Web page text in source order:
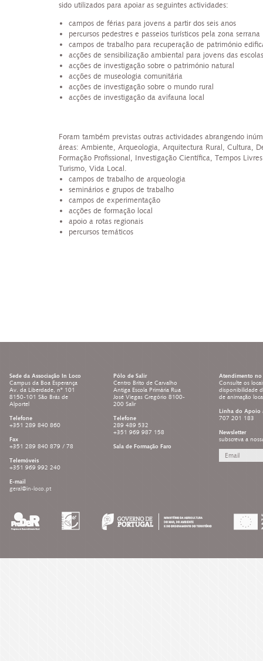
sido utilizados para apoiar as seguintes actividades:
campos de férias para jovens a partir dos seis anos
percursos pedestres e passeios turísticos pela zona serrana
campos de trabalho para recuperação de património
acções de sensibilização ambiental para jovens das escolas
acções de investigação sobre o património natural
acções de museologia comunitária
acções de investigação sobre o mundo rural
acções de investigação da avifauna local
Foram também previstas outras actividades abrangendo
áreas: Ambiente, Arqueologia, Arquitectura Rural, Cultura,
Formação Profissional, Investigação Científica, Tempos
Turismo, Vida Local.
campos de trabalho de arqueologia
seminários e grupos de trabalho
campos de experimentação
acções de formação local
apoio a rotas regionais
percursos temáticos
Sede da Associação In Loco
Campus da Boa Esperança
Av. da Liberdade, nº 101
8150-101 São Brás de
Alportel
Telefone
+351 289 840 860
Fax
+351 289 840 879 / 78
Telemóveis
+351 969 992 240
E-mail
geral@in-loco.pt
Pólo de Salir
Centro Brito de Carvalho
Antiga Escola Primária Rua
José Viegas Gregório 8100-
200 Salir
Telefone
289 489 532
+351 969 987 158
Sala de Formação Faro
Atendimento no
Consulte os
disponibilidade
de animação
Linha do Apoio
707 201 183
Newsletter
subscreva a